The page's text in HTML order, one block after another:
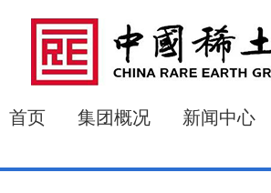
首页 集团概况 新闻中心